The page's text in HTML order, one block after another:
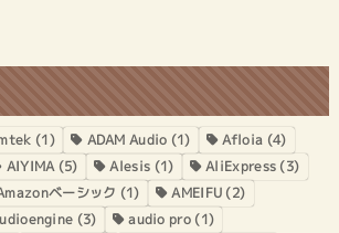
(1) ADAM Audio (1) Afloia (4)
AIYIMA(5) Alesis (1) AliExpress (3)
ベーシック (1) AMEIFU (2)
(3) audio pro (1)